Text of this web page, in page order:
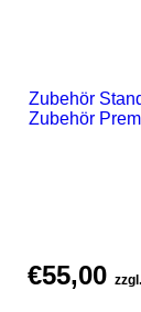
Zubehör
Zubehör
€55,00